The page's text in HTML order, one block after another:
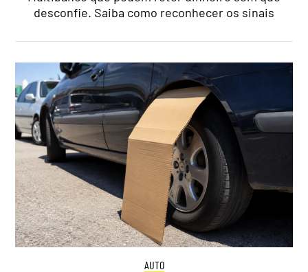
desconfie. Saiba como reconhecer os sinais
AUTO